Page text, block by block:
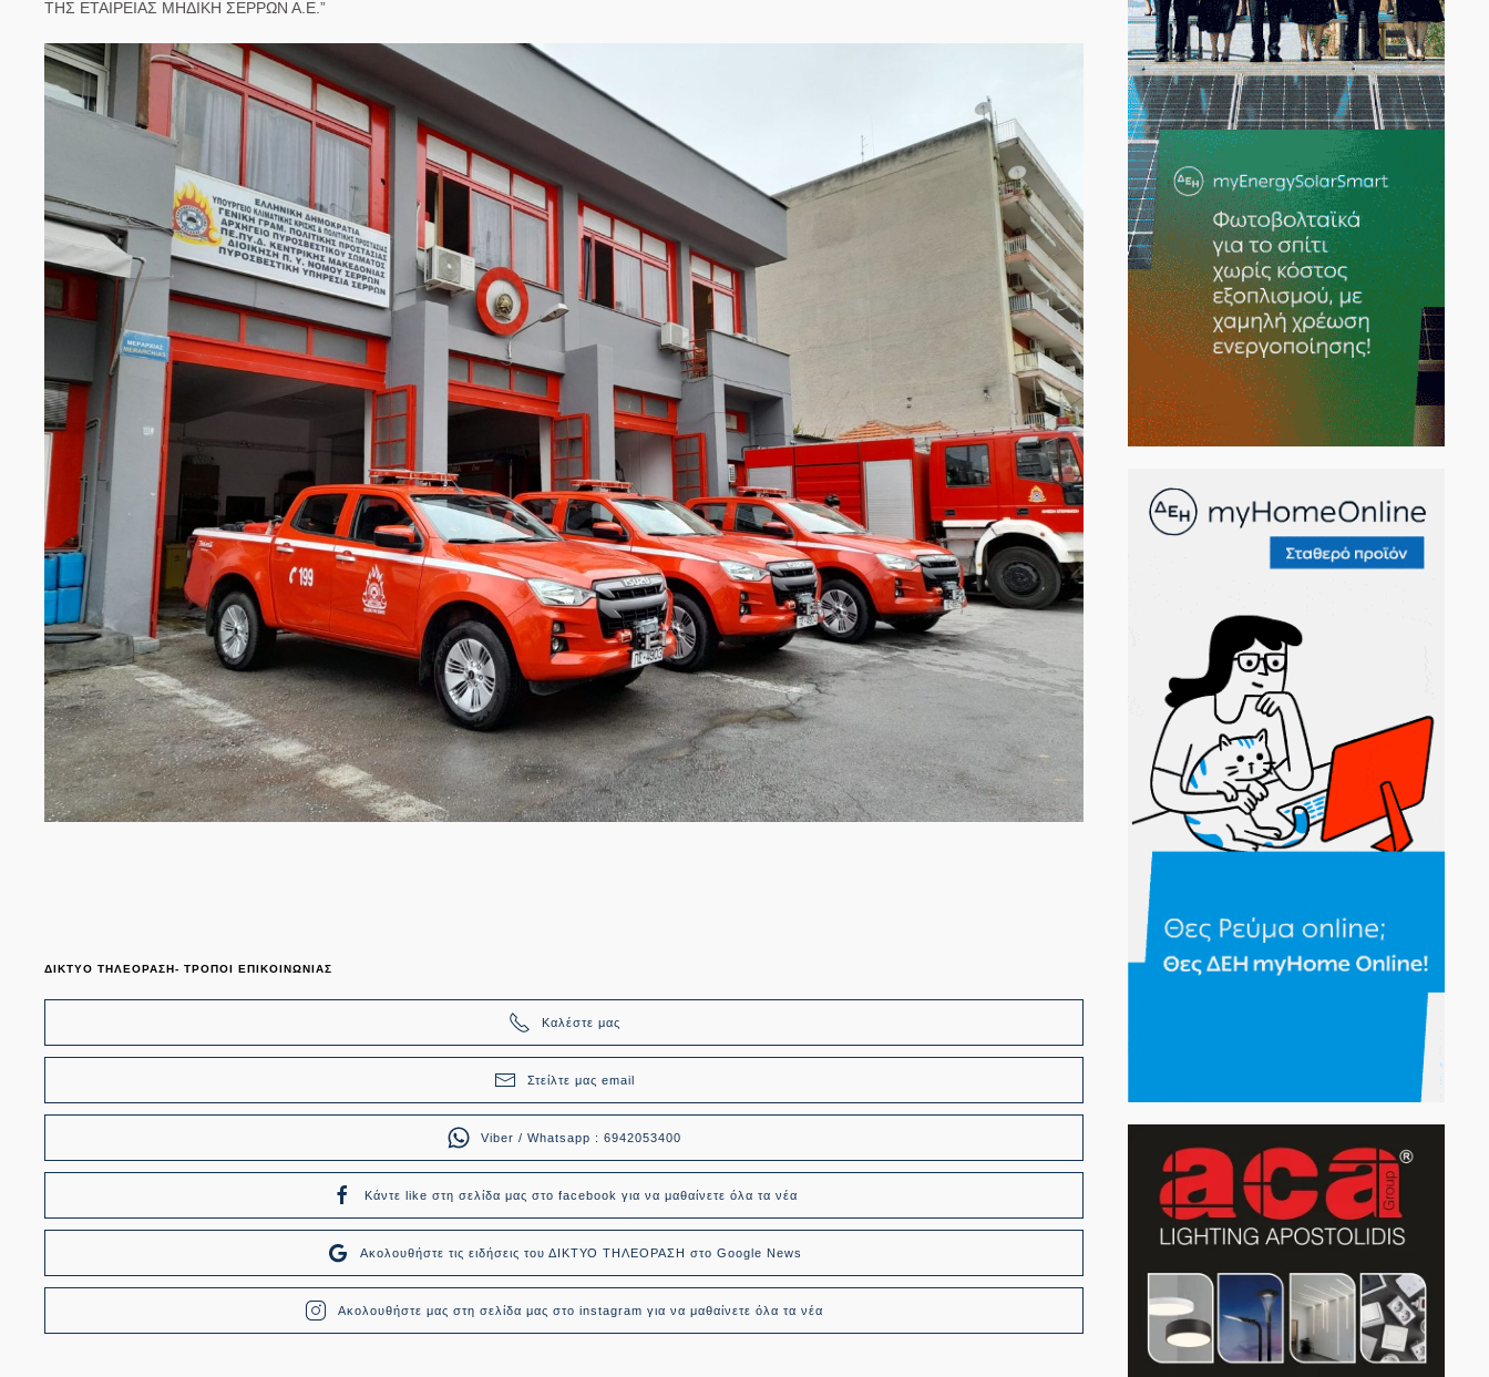
ΤΗΣ ΕΤΑΙΡΕΙΑΣ ΜΗΔΙΚΗ ΣΕΡΡΩΝ Α.Ε.”
ΔΙΚΤΥΟ ΤΗΛΕΟΡΑΣΗ- ΤΡΟΠΟΙ ΕΠΙΚΟΙΝΩΝΙΑΣ
Καλέστε μας
Στείλτε μας email
Viber / Whatsapp : 6942053400
Κάντε like στη σελίδα μας στο facebook για να μαθαίνετε όλα τα νέα
Ακολουθήστε τις ειδήσεις του ΔΙΚΤΥΟ ΤΗΛΕΟΡΑΣΗ στο Google News
Ακολουθήστε μας στη σελίδα μας στο instagram για να μαθαίνετε όλα τα νέα